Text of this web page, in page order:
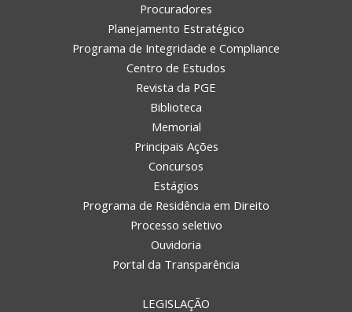
Procuradores
Planejamento Estratégico
Programa de Integridade e Compliance
Centro de Estudos
Revista da PGE
Biblioteca
Memorial
Principais Ações
Concursos
Estágios
Programa de Residência em Direito
Processo seletivo
Ouvidoria
Portal da Transparência
LEGISLAÇÃO